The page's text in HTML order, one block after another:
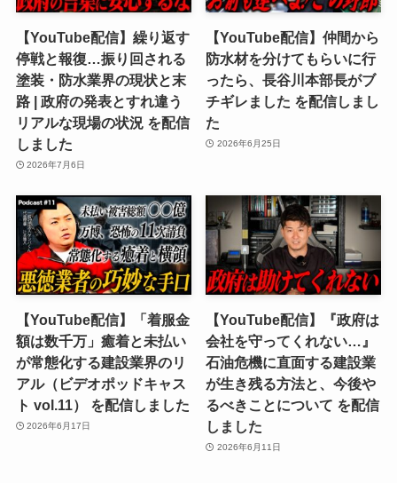
【YouTube配信】繰り返す
停戦と報復…振り回される
塗装・防水業界の現状と末
路 | 政府の発表とすれ違う
リアルな現場の状況 を配信
しました
2026年7月6日
【YouTube配信】仲間から
防水材を分けてもらいに行
ったら、長谷川本部長がブ
チギレました を配信しまし
た
2026年6月25日
【YouTube配信】「着服金
額は数千万」癒着と未払い
が常態化する建設業界のリ
アル（ビデオポッドキャス
ト vol.11） を配信しました
2026年6月17日
【YouTube配信】『政府は
会社を守ってくれない…』
石油危機に直面する建設業
が生き残る方法と、今後や
るべきことについて を配信
しました
2026年6月11日